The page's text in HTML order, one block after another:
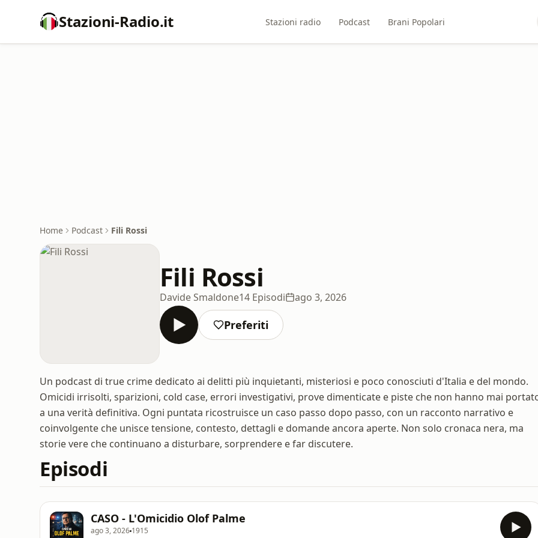
Stazioni-Radio.it Stazioni radio Podcast Brani Popolari
Home Podcast Fili Rossi
Fili Rossi
Davide Smaldone14 Episodi ago 3, 2026
Preferiti
Un podcast di true crime dedicato ai delitti più inquietanti, misteriosi e poco conosciuti d'Italia e del mondo.
Omicidi irrisolti, sparizioni, cold case, errori investigativi, prove dimenticate e piste che non hanno mai
a una verità definitiva. Ogni puntata ricostruisce un caso passo dopo passo, con un racconto narrativo e
coinvolgente che unisce tensione, contesto, dettagli e domande ancora aperte. Non solo cronaca nera, ma
storie vere che continuano a disturbare, sorprendere e far discutere.
Episodi
CASO - L'Omicidio Olof Palme
ago 3, 2026 1915